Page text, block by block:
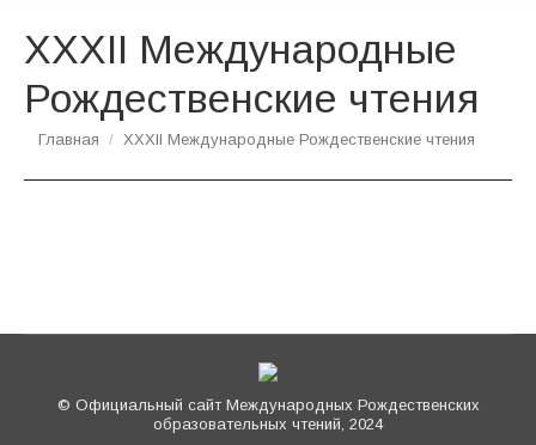
XXХII Международные
Рождественские чтения
Вы здесь:
Главная XXХII Международные Рождественские чтения
© Официальный сайт Международных Рождественских
образовательных чтений, 2024